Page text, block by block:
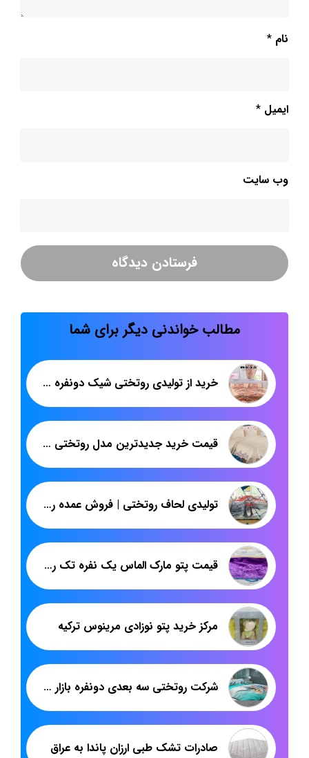
نام *
ایمیل *
وب‌ سایت
مطالب خواندنی دیگر برای شما
خرید از تولیدی روتختی شیک دونفره سه بعدی
قیمت خرید جدیدترین مدل روتختی مخمل ترک عروس
تولیدی لحاف روتختی | فروش عمده روتختی اسپرت چاپ دیجیتال برای صادرات
قیمت پتو مارک الماس یک نفره تک رنگ
مرکز خرید پتو نوزادی مرینوس ترکیه
شرکت روتختی سه بعدی دونفره بازار تهران
صادرات تشک طبی ارزان پاندا به عراق